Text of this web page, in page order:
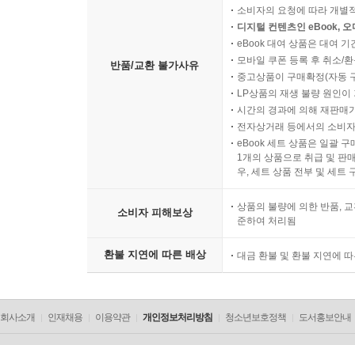
반품/교환 불가사유
소비자의 요청에 따라 개별
디지털 컨텐츠인 eBook,
eBook 대여 상품은 대여 기
모바일 쿠폰 등록 후 취소/
중고상품이 구매확정(자동
LP상품의 재생 불량 원인
시간의 경과에 의해 재판매
전자상거래 등에서의 소비
eBook 세트 상품은 일괄 구
1개의 상품으로 취급 및 판
우, 세트 상품 전부 및 세트
소비자 피해보상
상품의 불량에 의한 반품,
준하여 처리됨
환불 지연에 따른 배상 대금 환불 및 환불 지연에
회사소개 인재채용 이용약관 개인정보처리방침 청소년보호정책 도서홍보안내